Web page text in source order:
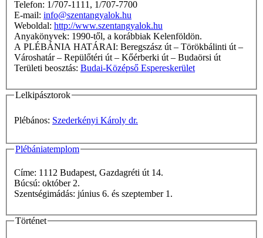
Telefon: 1/707-1111, 1/707-7700
E-mail: info@szentangyalok.hu
Weboldal: http://www.szentangyalok.hu
Anyakönyvek: 1990-től, a korábbiak Kelenföldön.
A PLÉBÁNIA HATÁRAI: Beregszász út – Törökbálinti út –
Városhatár – Repülőtéri út – Kőérberki út – Budaörsi út
Területi beosztás: Budai-Középső Espereskerület
Lelkipásztorok
Plébános: Szederkényi Károly dr.
Plébániatemplom
Címe: 1112 Budapest, Gazdagréti út 14.
Búcsú: október 2.
Szentségimádás: június 6. és szeptember 1.
Történet